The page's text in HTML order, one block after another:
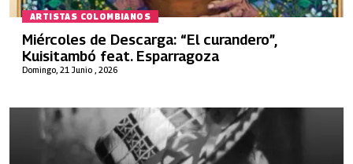
ARTISTAS COLOMBIANOS
Domingo, 21 Junio , 2026
Miércoles de Descarga: “El curandero”,
Kuisitambó feat. Esparragoza